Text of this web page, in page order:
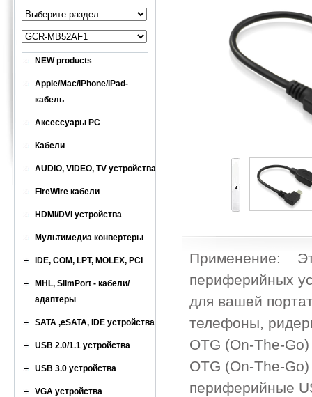
NEW products
Apple/Mac/iPhone/iPad-
кабель
Аксессуары PC
Кабели
AUDIO, VIDEO, TV устройства
FireWire кабели
HDMI/DVI устройства
Мультимедиа конвертеры
IDE, COM, LPT, MOLEX, PCI
MHL, SlimPort - кабели/
адаптеры
SATA ,eSATA, IDE устройства
USB 2.0/1.1 устройства
USB 3.0 устройства
VGA устройства
Применение:
периферийных
для вашей
телефоны,
OTG (On-The-Go)
OTG (On-The-
периферийные